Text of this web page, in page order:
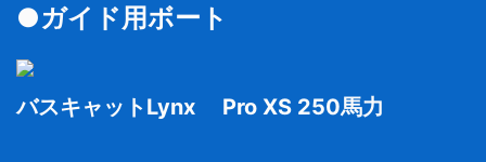
●ガイド用ボート
バスキャットLynx Pro XS 250馬力